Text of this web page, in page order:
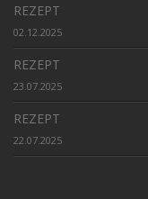
REZEPT
02.12.2025
REZEPT
23.07.2025
REZEPT
22.07.2025